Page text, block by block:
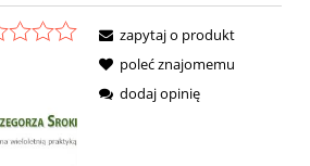
zapytaj o produkt
poleć znajomemu
dodaj opinię